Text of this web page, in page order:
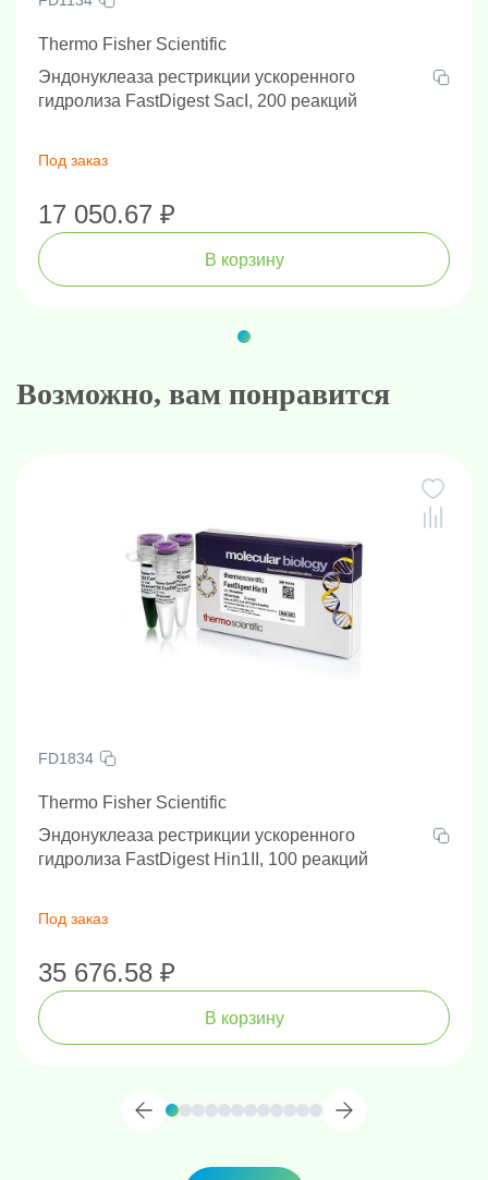
Thermo Fisher Scientific
Эндонуклеаза рестрикции ускоренного
гидролиза FastDigest SacI, 200 реакций
Под заказ
17 050.67 ₽
В корзину
Возможно, вам понравится
FD1834
Thermo Fisher Scientific
Эндонуклеаза рестрикции ускоренного
гидролиза FastDigest Hin1II, 100 реакций
Под заказ
35 676.58 ₽
В корзину